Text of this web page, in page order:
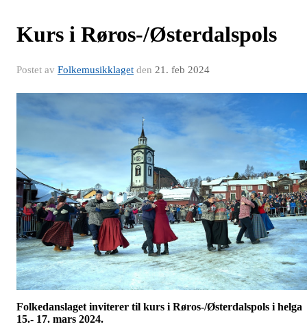
Kurs i Røros-/Østerdalspols
Postet av Folkemusikklaget den 21. feb 2024
Folkedanslaget inviterer til kurs i Røros-/Østerdalspols i helga
15.- 17. mars 2024.